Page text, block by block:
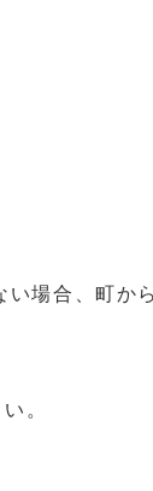
場合、町か
。